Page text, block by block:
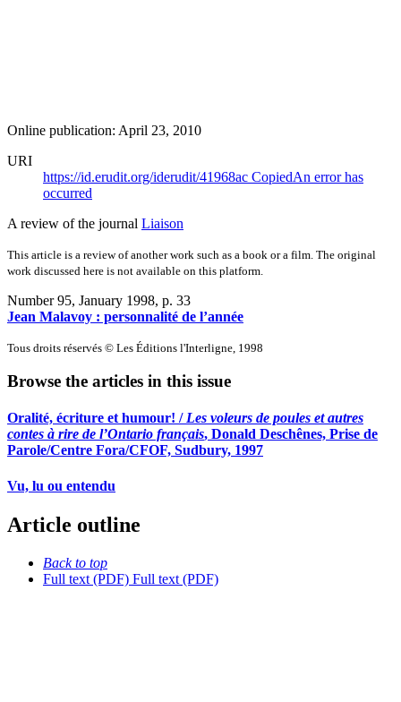
Online publication: April 23, 2010
URI
https://id.erudit.org/iderudit/41968ac CopiedAn error has
occurred
A review of the journal Liaison
This article is a review of another work such as a book or a film. The original
work discussed here is not available on this platform.
Number 95, January 1998, p. 33
Jean Malavoy : personnalité de l’année
Tous droits réservés © Les Éditions l'Interligne, 1998
Browse the articles in this issue
Oralité, écriture et humour! /Les voleurs de poules et autres
contes à rire de l’Ontario français, Donald Deschênes, Prise de
Parole/Centre Fora/CFOF, Sudbury, 1997
Vu, lu ou entendu
Article outline
Back to top
Full text (PDF) Full text (PDF)